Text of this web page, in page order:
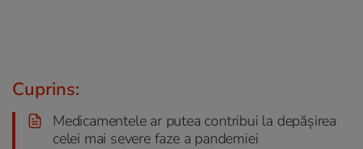
Cuprins:
Medicamentele ar putea contribui la depășirea
celei mai severe faze a pandemiei